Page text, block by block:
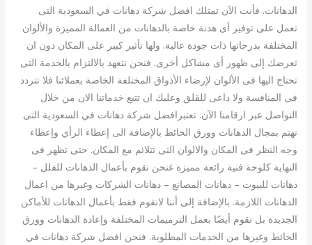
الدهانات. فأنت الآن تمتلك افضل شركة دهانات في السعودية التى
تعمل على توفير أى هدنة خاصة بالدهانات من العمالة المميزة والألوان
المختلفة بدرجاتها ذات جودة عالية. ولها تأثير كبير على المكان دون ان
تعرضك إلى ظهور أى مشاكل أخرى. فنحن نتعهد بالالتزام بالخدمة التى
تحتاج اليها فى الألوان لإرضاء الأذواق المختلفة الخاصة بعملائنا فلا تتردد
فى المنافسة ولا داعى للقلق وعليك ان تتبع خدماتنا الان من خلال
التواصل عبر ارقامنا الآن. تعتبرافضل شركة دهانات في السعودية التى
تهتم بمجال الدهانات وورق الحائط بالإضافة الى إعطاء الرأي وإعطاء
وجه النظر فى المكان والالوان التى تتلائم مع المكان. حتى تظهر فى
النهاية كلوحة فنية رائعة مميزة غنحن نقوم بأعمال الدهانات للفلل –
دهانات للبيوت – دهانات المصانع – دهانات الشركات وغيرها من اعمال
الدهانات اللازمة. بالإضافة إلى أننا لانقوم فقط بأعمال الدهانات للأماكن
الجديدة بل نقوم أيضًا بعمل الترميمات المختلفة وإعادة الدهانات وورق
الحائط وغيرها من الخدمات المطلوبة. فنحن افضل شركة دهانات في